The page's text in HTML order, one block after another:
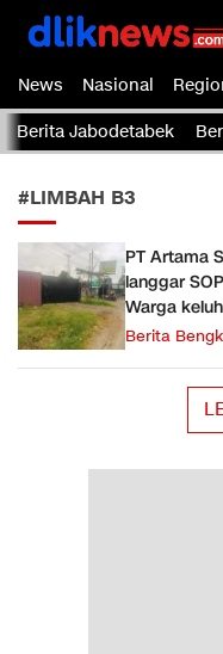
Dliknews.com
dliknews.com – Berita
News Nasional
Berita Jabodetabek
#LIMBAH B3
PT Artama
langgar
Warga
Berita